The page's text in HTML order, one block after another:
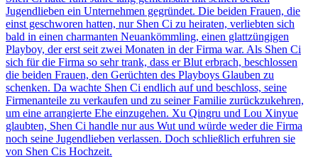
Jugendlieben ein Unternehmen gegründet. Die beiden Frauen, die
einst geschworen hatten, nur Shen Ci zu heiraten, verliebten sich
bald in einen charmanten Neuankömmling, einen glattzüngigen
Playboy, der erst seit zwei Monaten in der Firma war. Als Shen Ci
sich für die Firma so sehr trank, dass er Blut erbrach, beschlossen
die beiden Frauen, den Gerüchten des Playboys Glauben zu
schenken. Da wachte Shen Ci endlich auf und beschloss, seine
Firmenanteile zu verkaufen und zu seiner Familie zurückzukehren,
um eine arrangierte Ehe einzugehen. Xu Qingru und Lou Xinyue
glaubten, Shen Ci handle nur aus Wut und würde weder die Firma
noch seine Jugendlieben verlassen. Doch schließlich erfuhren sie
von Shen Cis Hochzeit.